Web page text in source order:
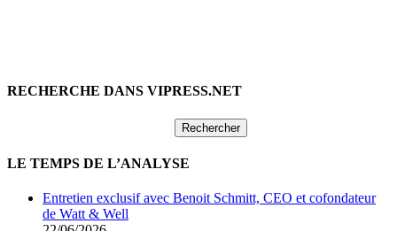
RECHERCHE DANS VIPRESS.NET
LE TEMPS DE L’ANALYSE
Entretien exclusif avec Benoit Schmitt, CEO et cofondateur
de Watt & Well